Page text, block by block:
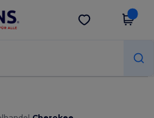
App!
App holen